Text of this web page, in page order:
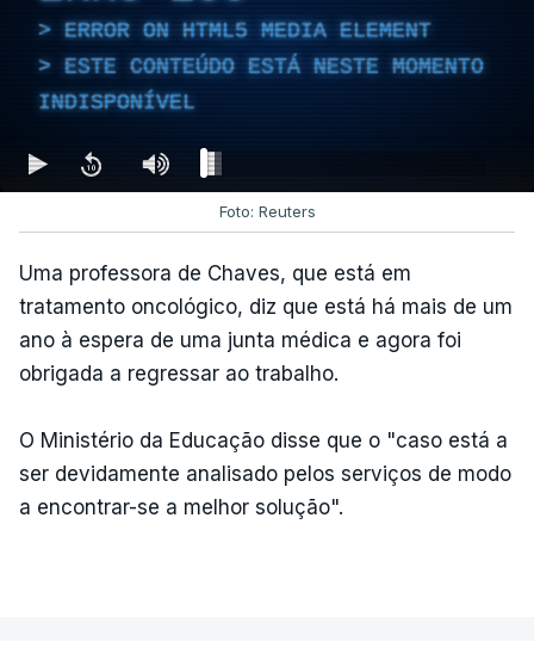
ERROR ON HTML5 MEDIA ELEMENT
ESTE CONTEÚDO ESTÁ NESTE MOMENTO
INDISPONÍVEL
Foto: Reuters
Uma professora de Chaves, que está em
tratamento oncológico, diz que está há mais de um
ano à espera de uma junta médica e agora foi
obrigada a regressar ao trabalho.
O Ministério da Educação disse que o "caso está a
ser devidamente analisado pelos serviços de modo
a encontrar-se a melhor solução".